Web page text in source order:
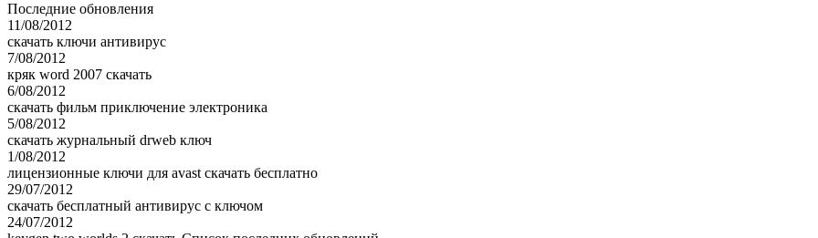
Последние обновления
11/08/2012
скачать ключи антивирус
7/08/2012
кряк word 2007 скачать
6/08/2012
скачать фильм приключение электроника
5/08/2012
скачать журнальный drweb ключ
1/08/2012
лицензионные ключи для avast скачать бесплатно
29/07/2012
скачать бесплатный антивирус с ключом
24/07/2012